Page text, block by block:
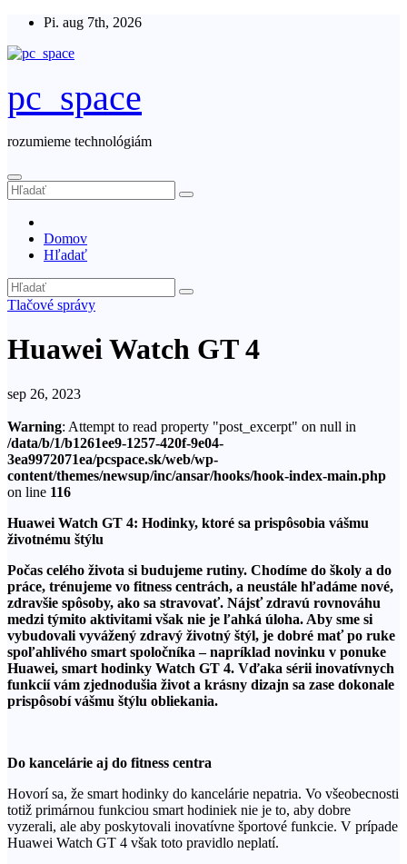
Skip
content
Pi. aug 7th, 2026
pc_space
rozumieme technológiám
Domov
Hľadať
Tlačové správy
Huawei Watch GT 4
sep 26, 2023
Warning: Attempt to read property "post_excerpt" on null in
/data/b/1/b1261ee9-1257-420f-9e04-
3ea9972071ea/pcspace.sk/web/wp-
content/themes/newsup/inc/ansar/hooks/hook-index-main.php
on line 116
Huawei Watch GT 4: Hodinky, ktoré sa prispôsobia vášmu
životnému štýlu
Počas celého života si budujeme rutiny. Chodíme do školy a do
práce, trénujeme vo fitness centrách, a neustále hľadáme nové,
zdravšie spôsoby, ako sa stravovať. Nájsť zdravú rovnováhu
medzi týmito aktivitami však nie je ľahká úloha. Aby sme si
vybudovali vyvážený zdravý životný štýl, je dobré mať po ruke
spoľahlivého smart spoločníka – napríklad novinku v ponuke
Huawei, smart hodinky Watch GT 4. Vďaka sérii inovatívnych
funkcií vám zjednodušia život a krásny dizajn sa zase dokonale
prispôsobí vášmu štýlu obliekania.
Do kancelárie aj do fitness centra
Hovorí sa, že smart hodinky do kancelárie nepatria. Vo všeobecnosti
totiž primárnou funkciou smart hodiniek nie je to, aby dobre
vyzerali, ale aby poskytovali inovatívne športové funkcie. V prípade
Huawei Watch GT 4 však toto pravidlo neplatí.